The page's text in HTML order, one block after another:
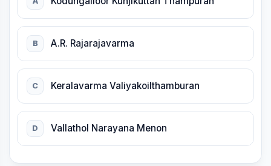
B A.R. Rajarajavarma
C Keralavarma Valiyakoilthamburan
D Vallathol Narayana Menon